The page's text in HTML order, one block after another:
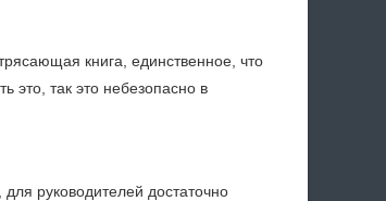
книга, единственное, что
это, так это небезопасно в
руководителей достаточно